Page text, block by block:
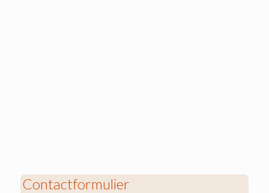
Contactformulier